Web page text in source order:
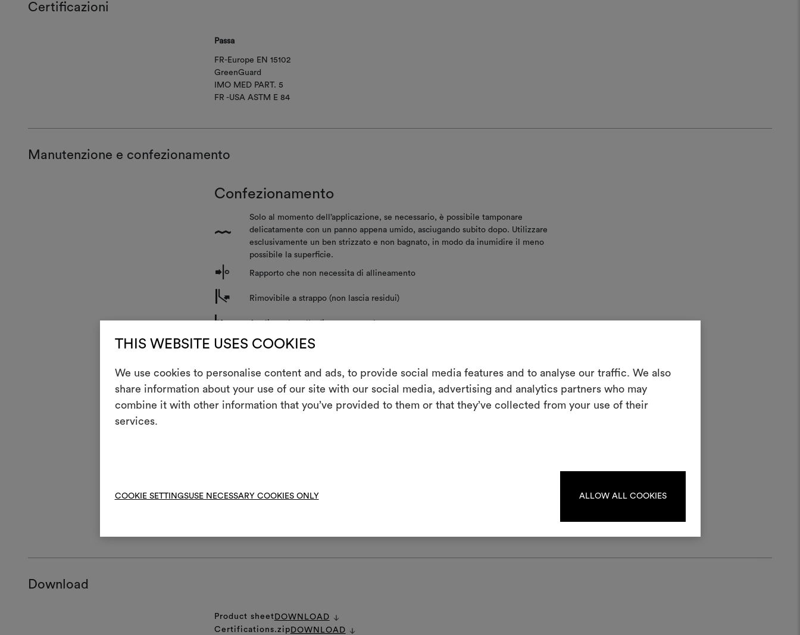
THIS WEBSITE USES COOKIES
We use cookies to personalise content and ads, to provide social media features and to analyse our traffic. We also
share information about your use of our site with our social media, advertising and analytics partners who may
combine it with other information that you’ve provided to them or that they’ve collected from your use of their
services.
COOKIE SETTINGSUSE NECESSARY COOKIES ONLY ALLOW ALL COOKIES
Certificazioni
Passa
FR-Europe EN 15102
GreenGuard
IMO MED PART. 5
FR -USA ASTM E 84
Manutenzione e confezionamento
Confezionamento
{
Solo al momento dell’applicazione, se necessario, è possibile tamponare
delicatamente con un panno appena umido, asciugando subito dopo. Utilizzare
esclusivamente un ben strizzato e non bagnato, in modo da inumidire il meno
possibile la superficie.
o Rapporto che non necessita di allineamento
m Rimovibile a strappo (non lascia residui)
n
Manutenzione/lavaggio
i
allineamento delle striature tra i teli accostati.
Download
Product sheet DOWNLOAD
Certifications.zip DOWNLOAD
moodboard
Uno strumento interattivo per dare vita e condividere
LOGIN